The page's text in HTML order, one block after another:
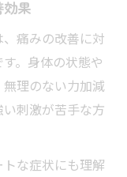
効果
痛みの改善に対
。身体の状態や
理のない力加減
刺激が苦手な方
な症状にも理解